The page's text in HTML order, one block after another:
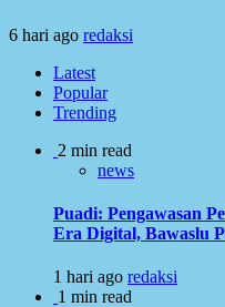
6 hari ago redaksi
Latest
Popular
Trending
2 min read
news
Puadi: Pengawasan
Era Digital, Bawaslu
1 hari ago redaksi
1 min read